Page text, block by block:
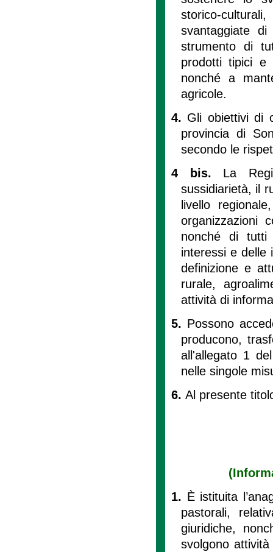
storico-
svantaggiate
strumento di
prodotti tipici e
nonché a
agricole.
4. Gli obiettivi di
provincia di
secondo le
4 bis. La
sussidiarietà, il
livello
organizzazioni
nonché di tutti
interessi e delle
definizione e
rurale,
attività di
5. Possono
producono,
all'allegato 1
nelle singole
6. Al presente
1. È istituita
pastorali,
giuridiche,
svolgono